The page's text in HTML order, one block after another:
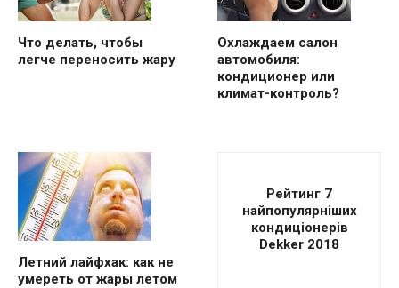
Что делать, чтобы
легче переносить жару
Охлаждаем салон
автомобиля:
кондиционер или
климат-контроль?
Летний лайфхак: как не
умереть от жары летом
Рейтинг 7
найпопулярніших
кондиціонерів
Dekker 2018